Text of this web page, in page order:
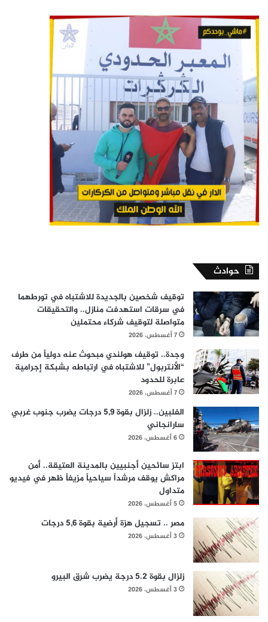
حوادث
توقيف شخصين بالجديدة للاشتباه في تورطهما
في سرقات استهدفت منازل.. والتحقيقات
متواصلة لتوقيف شركاء محتملين
7 أغسطس، 2026
وجدة.. توقيف هولندي مبحوث عنه دولياً من طرف
“الأنتربول” للاشتباه في ارتباطه بشبكة إجرامية
عابرة للحدود
7 أغسطس، 2026
الفلبين.. زلزال بقوة 5,9 درجات يضرب جنوب غربي
سارانجاني
6 أغسطس، 2026
ابتز سائحين أجنبيين بالمدينة العتيقة.. أمن
مراكش يوقف مرشداً سياحياً مزيفاً ظهر في فيديو
متداول
5 أغسطس، 2026
مصر .. تسجيل هزة أرضية بقوة 5,6 درجات
3 أغسطس، 2026
زلزال بقوة 5.2 درجة يضرب شرق البيرو
3 أغسطس، 2026